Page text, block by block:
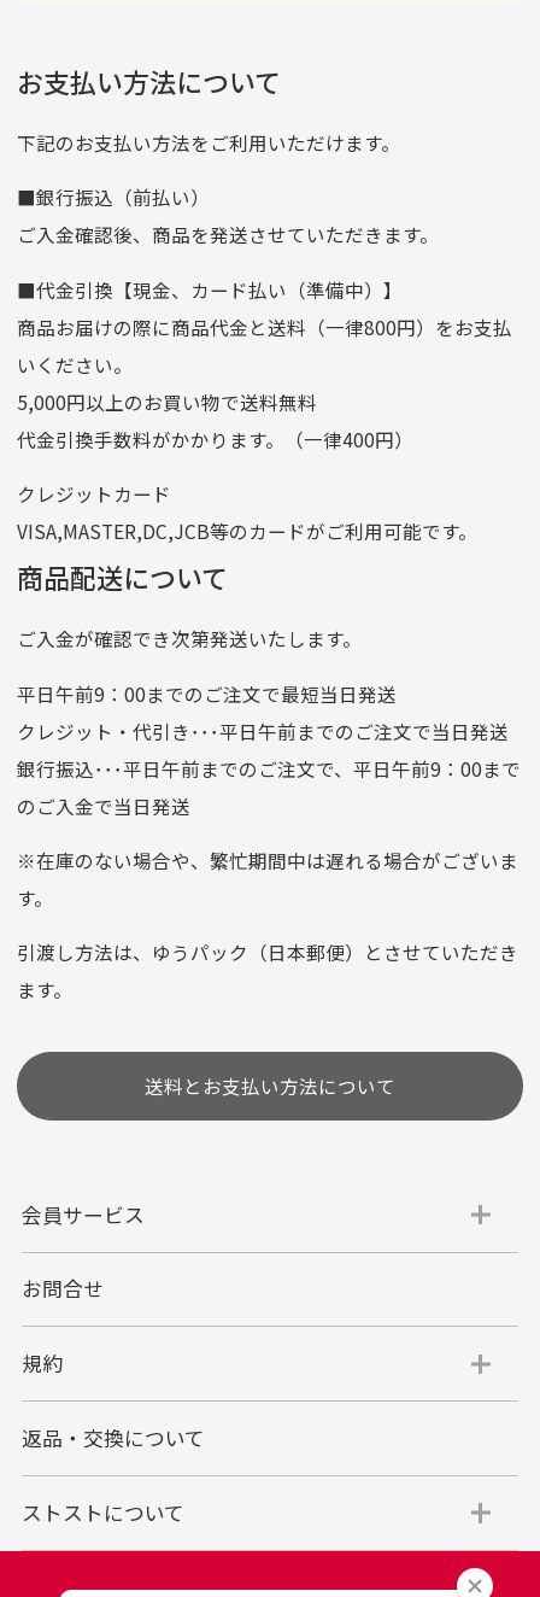
[…]
りますのでご了承くださいませ。
支店名
和歌山支店
口座種別
普通
口座番号
0255557
口座名義
株式会社一条
ゆうちょ銀行
ゆうちょ間
記号
14710
他銀行から
店名
四七八（読みヨンナナハチ）
店番
478
預金種目
普通預金
口座番号
0776226
口座名義
株式会社一条
クレジットカード
選びいただけない場合がございます。
代金引換
代引手数料一律400円
す。
代金引換でのお支払い方法は現金のみとなりま
す。
商品代金＋送料(全国一律800円)＋代引手数料(一
律400円)＝合計金額
お支払い方法について
下記のお支払い方法をご利用いただけます。
■銀行振込（前払い）
ご入金確認後、商品を発送させていただきます。
■代金引換【現金、カード払い（準備中）】
商品お届けの際に商品代金と送料（一律800円）をお支払
いください。
5,000円以上のお買い物で送料無料
代金引換手数料がかかります。（一律400円）
クレジットカード
VISA,MASTER,DC,JCB等のカードがご利用可能です。
商品配送について
ご入金が確認でき次第発送いたします。
平日午前9：00までのご注文で最短当日発送
クレジット・代引き･･･平日午前までのご注文で当日発送
銀行振込･･･平日午前までのご注文で、平日午前9：00まで
のご入金で当日発送
※在庫のない場合や、繁忙期間中は遅れる場合がございま
す。
引渡し方法は、ゆうパック（日本郵便）とさせていただき
ます。
送料とお支払い方法について
会員サービス
お問合せ
規約
返品・交換について
ストストについて